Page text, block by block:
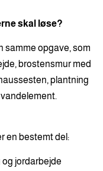
skal løse?
samme opgave, som
brostensmur med
plantning
en bestemt del:
jordarbejde